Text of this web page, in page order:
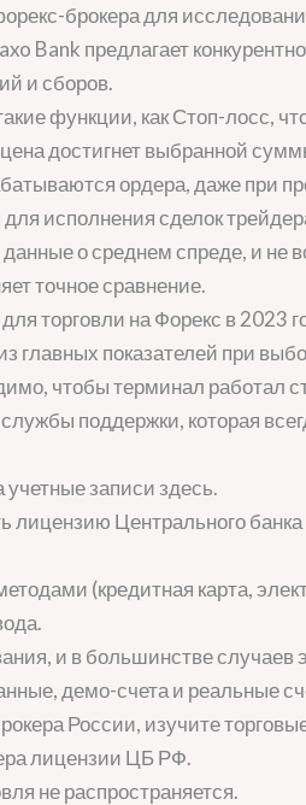
брокера для
Bank предлагает
и сборов.
функции, как Стоп-лосс,
достигнет выбранной
ордера, даже при
исполнения сделок
о среднем спреде, и не
точное сравнение.
торговли на Форекс в 2023
главных показателей при
чтобы терминал работал
поддержки, которая
записи здесь.
Центрального
(кредитная карта,
и в большинстве случаев
демо-счета и реальные
России, изучите
лицензии ЦБ РФ.
не распространяется.